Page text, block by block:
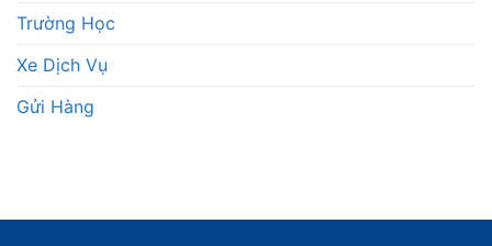
Trường Học
Xe Dịch Vụ
Gửi Hàng